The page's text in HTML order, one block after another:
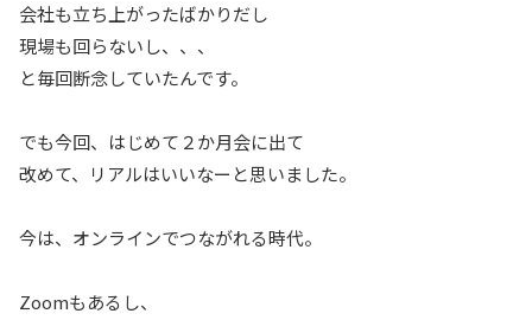
会社も立ち上がったばかりだし
現場も回らないし、、、
と毎回断念していたんです。
でも今回、はじめて２か月会に出て
改めて、リアルはいいなーと思いました。
今は、オンラインでつながれる時代。
Zoomもあるし、